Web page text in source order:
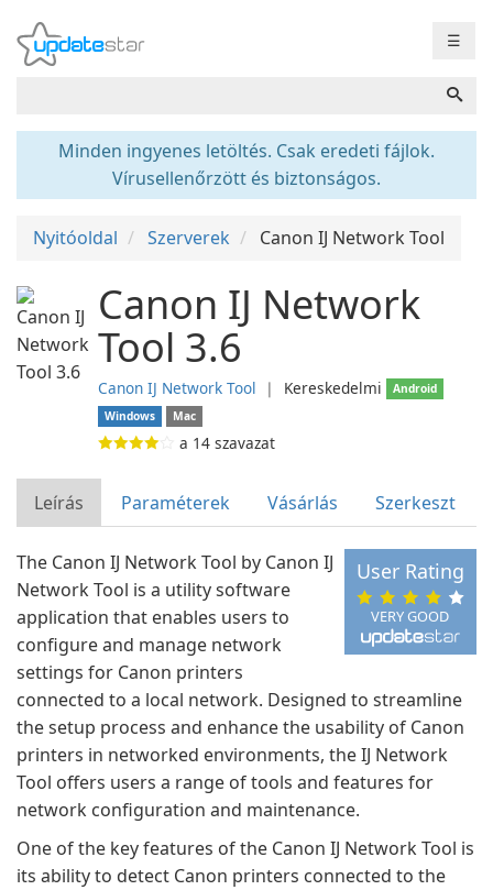
☰
Minden ingyenes letöltés. Csak eredeti fájlok.
Vírusellenőrzött és biztonságos.
Nyitóoldal Szerverek Canon IJ Network Tool
Canon IJ Network
Tool 3.6
Canon IJ Network Tool ❘ Kereskedelmi
Android
Windows
Mac
a 14 szavazat
Leírás Paraméterek Vásárlás Szerkeszt
VERY GOOD
User Rating
The Canon IJ Network Tool by Canon IJ
Network Tool is a utility software
application that enables users to
configure and manage network
settings for Canon printers
connected to a local network. Designed to streamline
the setup process and enhance the usability of Canon
printers in networked environments, the IJ Network
Tool offers users a range of tools and features for
network configuration and maintenance.
One of the key features of the Canon IJ Network Tool is
its ability to detect Canon printers connected to the